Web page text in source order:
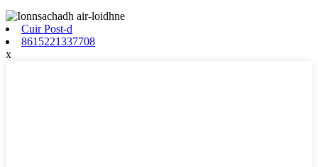
Cuir Post-d
8615221337708
x